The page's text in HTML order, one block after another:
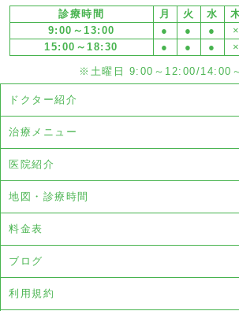
診療時間 月 火 水
9:00～13:00
● ● ● ×
15:00～18:30
● ● ● ×
※土曜日 9:00～12:00/14:00
ドクター紹介
治療メニュー
医院紹介
地図・診療時間
料金表
ブログ
利用規約